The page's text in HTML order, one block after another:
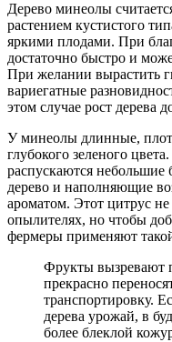
Дерево минеолы
растением кустистого
яркими плодами. При
достаточно быстро и
При желании вырастить
вариегатные
этом случае рост дерева
У минеолы длинные,
глубокого зеленого
распускаются
дерево и наполняющие
ароматом. Этот цитрус
опылителях, но чтобы
фермеры применяют
Фрукты вызревают
прекрасно
транспортировку.
дерева урожай, в
более блеклой